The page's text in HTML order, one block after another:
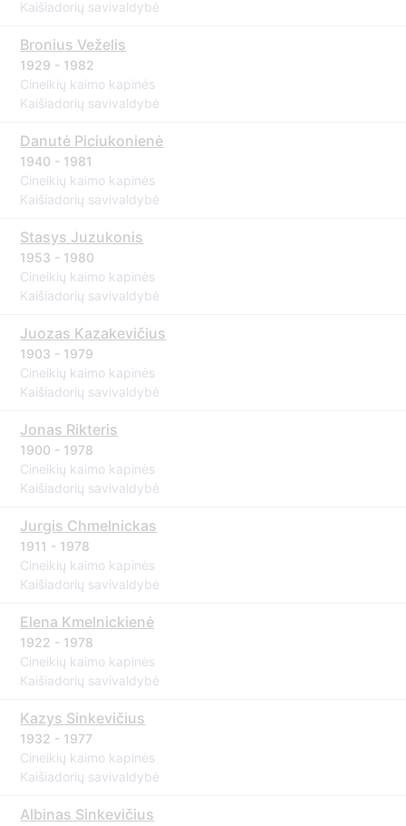
Kaišiadorių savivaldybė
Bronius Veželis
1929 - 1982
Cineikių kaimo kapinės
Kaišiadorių savivaldybė
Danutė Piciukonienė
1940 - 1981
Cineikių kaimo kapinės
Kaišiadorių savivaldybė
Stasys Juzukonis
1953 - 1980
Cineikių kaimo kapinės
Kaišiadorių savivaldybė
Juozas Kazakevičius
1903 - 1979
Cineikių kaimo kapinės
Kaišiadorių savivaldybė
Jonas Rikteris
1900 - 1978
Cineikių kaimo kapinės
Kaišiadorių savivaldybė
Jurgis Chmelnickas
1911 - 1978
Cineikių kaimo kapinės
Kaišiadorių savivaldybė
Elena Kmelnickienė
1922 - 1978
Cineikių kaimo kapinės
Kaišiadorių savivaldybė
Kazys Sinkevičius
1932 - 1977
Cineikių kaimo kapinės
Kaišiadorių savivaldybė
Albinas Sinkevičius